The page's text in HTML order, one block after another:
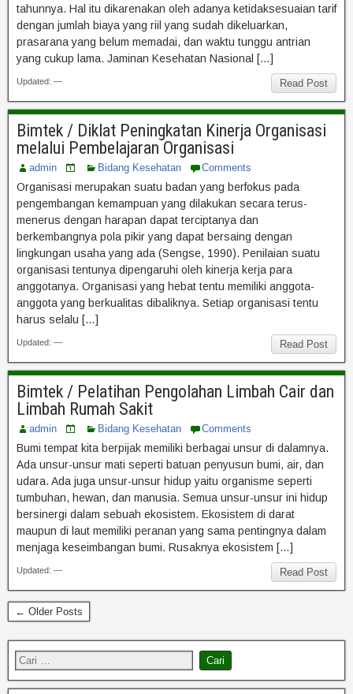
tahunnya. Hal itu dikarenakan oleh adanya ketidaksesuaian tarif
dengan jumlah biaya yang riil yang sudah dikeluarkan,
prasarana yang belum memadai, dan waktu tunggu antrian
yang cukup lama. Jaminan Kesehatan Nasional […]
Read Post
Updated: —
Bimtek / Diklat Peningkatan Kinerja Organisasi
melalui Pembelajaran Organisasi
admin Bidang Kesehatan Comments
Organisasi merupakan suatu badan yang berfokus pada
pengembangan kemampuan yang dilakukan secara terus-
menerus dengan harapan dapat terciptanya dan
berkembangnya pola pikir yang dapat bersaing dengan
lingkungan usaha yang ada (Sengse, 1990). Penilaian suatu
organisasi tentunya dipengaruhi oleh kinerja kerja para
anggotanya. Organisasi yang hebat tentu memiliki anggota-
anggota yang berkualitas dibaliknya. Setiap organisasi tentu
harus selalu […]
Read Post
Updated: —
Bimtek / Pelatihan Pengolahan Limbah Cair dan
Limbah Rumah Sakit
admin Bidang Kesehatan Comments
Bumi tempat kita berpijak memiliki berbagai unsur di dalamnya.
Ada unsur-unsur mati seperti batuan penyusun bumi, air, dan
udara. Ada juga unsur-unsur hidup yaitu organisme seperti
tumbuhan, hewan, dan manusia. Semua unsur-unsur ini hidup
bersinergi dalam sebuah ekosistem. Ekosistem di darat
maupun di laut memiliki peranan yang sama pentingnya dalam
menjaga keseimbangan bumi. Rusaknya ekosistem […]
Read Post
Updated: —
← Older Posts